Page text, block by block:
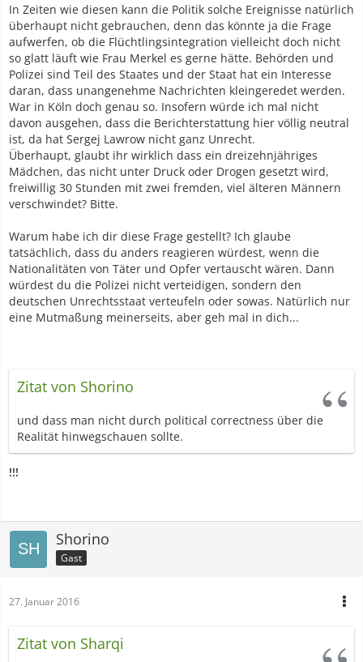
In Zeiten wie diesen kann die Politik solche Ereignisse natürlich
überhaupt nicht gebrauchen, denn das könnte ja die Frage
aufwerfen, ob die Flüchtlingsintegration vielleicht doch nicht
so glatt läuft wie Frau Merkel es gerne hätte. Behörden und
Polizei sind Teil des Staates und der Staat hat ein Interesse
daran, dass unangenehme Nachrichten kleingeredet werden.
War in Köln doch genau so. Insofern würde ich mal nicht
davon ausgehen, dass die Berichterstattung hier völlig neutral
ist, da hat Sergej Lawrow nicht ganz Unrecht.
Überhaupt, glaubt ihr wirklich dass ein dreizehnjähriges
Mädchen, das nicht unter Druck oder Drogen gesetzt wird,
freiwillig 30 Stunden mit zwei fremden, viel älteren Männern
verschwindet? Bitte.
Warum habe ich dir diese Frage gestellt? Ich glaube
tatsächlich, dass du anders reagieren würdest, wenn die
Nationalitäten von Täter und Opfer vertauscht wären. Dann
würdest du die Polizei nicht verteidigen, sondern den
deutschen Unrechtsstaat verteufeln oder sowas. Natürlich nur
eine Mutmaßung meinerseits, aber geh mal in dich...
Zitat von Shorino
und dass man nicht durch political correctness über die
Realität hinwegschauen sollte.
!!!
Shorino
Gast
27. Januar 2016
Zitat von Sharqi